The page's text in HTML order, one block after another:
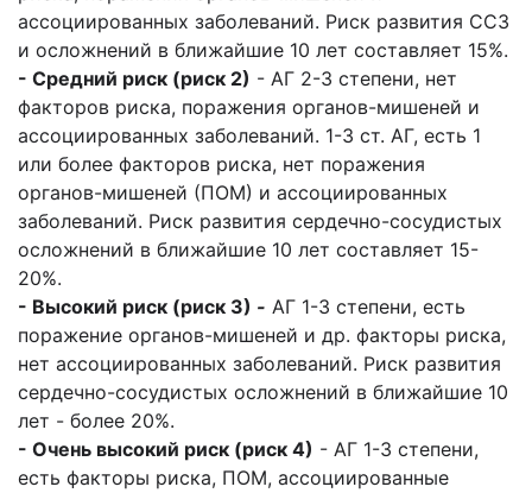
ассоциированных заболеваний. Риск развития ССЗ
и осложнений в ближайшие 10 лет составляет 15%.
- Средний риск (риск 2) - АГ 2-3 степени, нет
факторов риска, поражения органов-мишеней и
ассоциированных заболеваний. 1-3 ст. АГ, есть 1
или более факторов риска, нет поражения
органов-мишеней (ПОМ) и ассоциированных
заболеваний. Риск развития сердечно-сосудистых
осложнений в ближайшие 10 лет составляет 15-
20%.
- Высокий риск (риск 3) - АГ 1-3 степени, есть
поражение органов-мишеней и др. факторы риска,
нет ассоциированных заболеваний. Риск развития
сердечно-сосудистых осложнений в ближайшие 10
лет - более 20%.
- Очень высокий риск (риск 4) - АГ 1-3 степени,
есть факторы риска, ПОМ, ассоциированные